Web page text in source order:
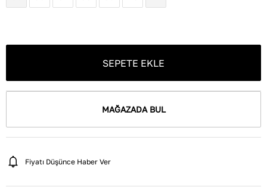
SEPETE EKLE
MAĞAZADA BUL
Fiyatı Düşünce Haber Ver